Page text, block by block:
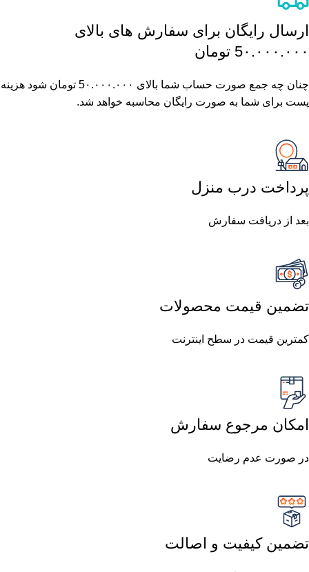
ارسال رایگان برای سفارش های بالای
5٠.٠٠٠.٠٠٠ تومان
چنان چه جمع صورت حساب شما بالای 5٠.٠٠٠.٠٠٠ تومان شود هزینه
پست برای شما به صورت رایگان محاسبه خواهد شد.
پرداخت درب منزل
بعد از دریافت سفارش
تضمین قیمت محصولات
کمترین قیمت در سطح اینترنت
امکان مرجوع سفارش
در صورت عدم رضایت
تضمین کیفیت و اصالت